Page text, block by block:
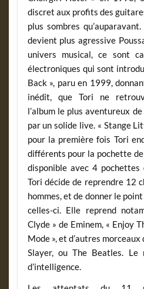
discret aux profits des
plus sombres
devient plus agressive
univers musical, ce sont
électroniques qui sont
Back », paru en 1999,
inédit, que Tori ne
l’album le plus aventureux
par un solide live. « Stange
pour la première fois Tori
différents pour la pochette
disponible avec 4 pochettes
Tori décide de reprendre 12
hommes, et de donner le
celles-ci. Elle reprend
Clyde » de Eminem, « Enjoy
Mode », et d’autres morceaux
Slayer, ou The Beatles.
d’intelligence.